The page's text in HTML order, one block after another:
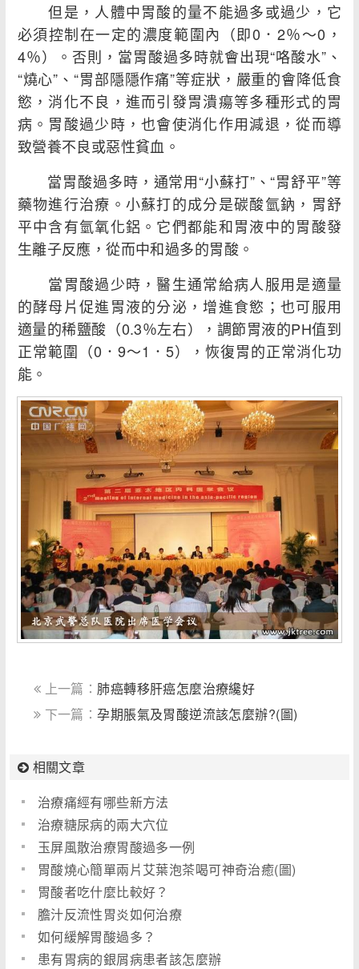
但是，人體中胃酸的量不能過多或過少，它
必須控制在一定的濃度範圍內（即0．2％～0，
4％）。否則，當胃酸過多時就會出現“咯酸水”、
“燒心”、“胃部隱隱作痛”等症狀，嚴重的會降低食
慾，消化不良，進而引發胃潰瘍等多種形式的胃
病。胃酸過少時，也會使消化作用減退，從而導
致營養不良或惡性貧血。
當胃酸過多時，通常用“小蘇打”、“胃舒平”等
藥物進行治療。小蘇打的成分是碳酸氫鈉，胃舒
平中含有氫氧化鋁。它們都能和胃液中的胃酸發
生離子反應，從而中和過多的胃酸。
當胃酸過少時，醫生通常給病人服用是適量
的酵母片促進胃液的分泌，增進食慾；也可服用
適量的稀鹽酸（0.3％左右），調節胃液的PH值到
正常範圍（0．9～1．5），恢復胃的正常消化功
能。
上一篇： 肺癌轉移肝癌怎麼治療纔好
下一篇：孕期脹氣及胃酸逆流該怎麼辦?(圖)
相關文章
治療痛經有哪些新方法
治療糖尿病的兩大穴位
玉屏風散治療胃酸過多一例
胃酸燒心簡單兩片艾葉泡茶喝可神奇治癒(圖)
胃酸者吃什麼比較好？
膽汁反流性胃炎如何治療
如何緩解胃酸過多？
患有胃病的銀屑病患者該怎麼辦